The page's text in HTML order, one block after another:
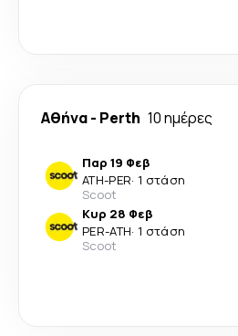
Αθήνα- Perth 10 ημέρες
Παρ 19 Φεβ
ATH-PER· 1 στάση
Scoot
Κυρ 28 Φεβ
PER-ATH· 1 στάση
Scoot